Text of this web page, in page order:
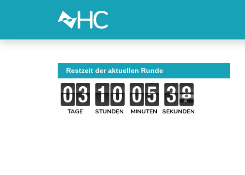
Restzeit der aktuellen Runde
TAGE STUNDEN MINUTEN SEKUNDEN